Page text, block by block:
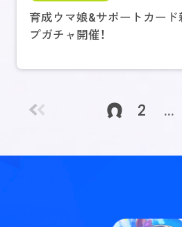
育成ウマ娘&サポートカード
プガチャ開催！
2 ...